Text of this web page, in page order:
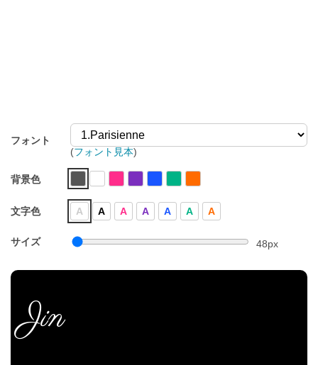
フォント
(フォント見本)
背景色
文字色 A A A A A A A
サイズ 48px